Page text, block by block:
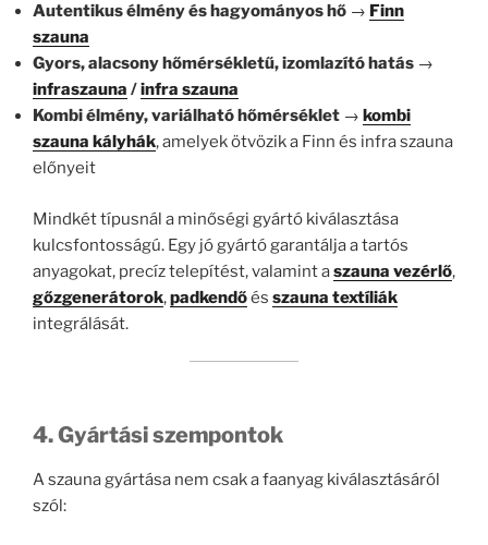
Autentikus élmény és hagyományos hő → Finn
szauna
Gyors, alacsony hőmérsékletű, izomlazító hatás →
infraszauna /infra szauna
Kombi élmény, variálható hőmérséklet → kombi
szauna kályhák, amelyek ötvözik a Finn és infra szauna
előnyeit
Mindkét típusnál a minőségi gyártó kiválasztása
kulcsfontosságú. Egy jó gyártó garantálja a tartós
anyagokat, precíz telepítést, valamint aszauna vezérlő,
gőzgenerátorok,padkendőés szauna textíliák
integrálását.
4. Gyártási szempontok
A szauna gyártása nem csak a faanyag kiválasztásáról
szól: